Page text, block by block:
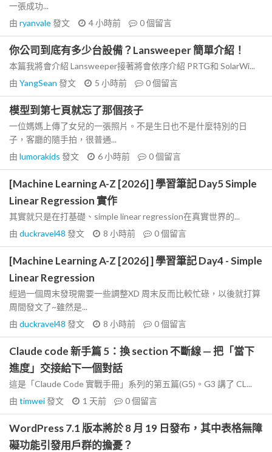
一張成功...
由 ryanvale發文 4 小時前 0個留言
你公司到底有多少台設備？Lansweeper 簡單介紹！
本篇我將會介紹 Lansweeper接著將會依序介紹 PRTG和 SolarWi...
由 YangSean 發文 5 小時前 0個留言
模型到第七頁就忘了那個孩子
一位媽媽上傳了女兒的一張照片。不是生日也不是什麼特別的日
子，客廳的隨手拍，很普通...
由 lumorakids 發文 6 小時前 0個留言
[Machine Learning A-Z [2026] ] 學習筆記 Day5 Simple
Linear Regression 實作
其實就只是在打基礎、simple linear regression在真實世界的...
由 duckravel48 發文 8 小時前 0個留言
[Machine Learning A-Z [2026] ] 學習筆記 Day4 - Simple
Linear Regression
經過一個周末發現需要一些調整XD 周末反而比較忙碌，以後就打算
周間發文了~雖然是...
由 duckravel48 發文 8 小時前 0個留言
Claude code 新手篇 5：換 section 不斷線 — 把「當下
進度」交接給下一個對話
這是「Claude Code 實戰手冊」系列的第五篇(G5)。G3 講了 CL...
由 timwei發文 1 天前 0個留言
WordPress 7.1 版本將於 8 月 19 日發布，其中表格無障
礙功能引發用戶群的擔憂？